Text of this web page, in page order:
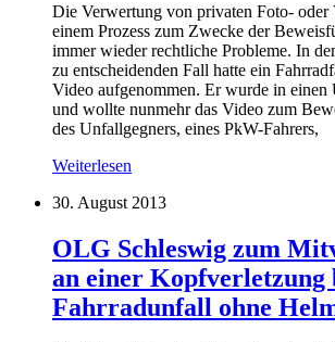
Die Verwertung von privaten Foto- oder
einem Prozess zum Zwecke der
immer wieder rechtliche Probleme. In
zu entscheidenden Fall hatte ein
Video aufgenommen. Er wurde in
und wollte nunmehr das Video zum
des Unfallgegners, eines PkW-Fahrers,
Weiterlesen
30. August 2013
OLG Schleswig zum
an einer Kopfverletzung
Fahrradunfall ohne